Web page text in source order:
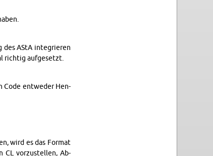
des AStA in­te­gri­eren
richtig aufge­setzt.
Code en­tweder Hen­
wird es das For­mat
CL vorzustellen, Ab­